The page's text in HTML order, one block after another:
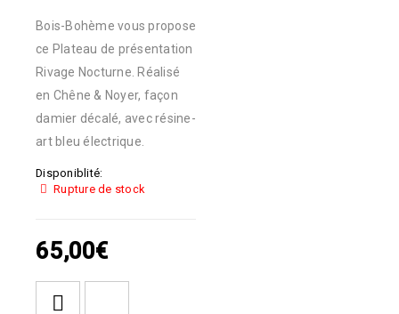
Bois-Bohème vous propose
ce Plateau de présentation
Rivage Nocturne. Réalisé
en Chêne & Noyer, façon
damier décalé, avec résine-
art bleu électrique.
Disponiblité:
Rupture de stock
65,00€